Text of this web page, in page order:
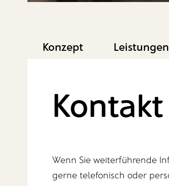
Konzept Leistungen
Kontakt
Wenn Sie weiterführende
gerne telefonisch oder